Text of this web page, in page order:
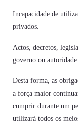
Incapacidade de
privados.
Actos, decretos,
governo ou autoridade
Desta forma, as
a força maior
cumprir durante um
utilizará todos os